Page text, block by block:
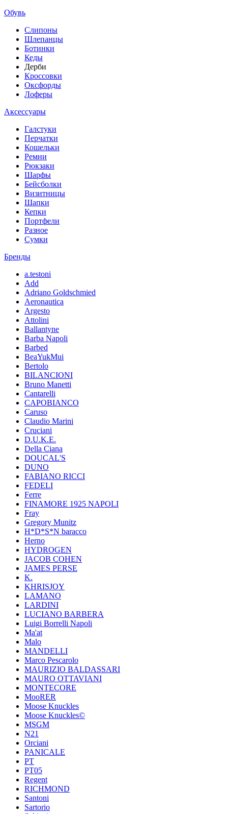
Обувь
Слипоны
Шлепанцы
Ботинки
Кеды
Дерби
Кроссовки
Оксфорды
Лоферы
Аксессуары
Галстуки
Перчатки
Кошельки
Ремни
Рюкзаки
Шарфы
Бейсболки
Визитницы
Шапки
Кепки
Портфели
Разное
Сумки
Бренды
a.testoni
Add
Adriano Goldschmied
Aeronautica
Argesto
Attolini
Ballantyne
Barba Napoli
Barbed
BeaYukMui
Bertolo
BILANCIONI
Bruno Manetti
Cantarelli
CAPOBIANCO
Caruso
Claudio Marini
Cruciani
D.U.K.E.
Della Ciana
DOUCAL'S
DUNO
FABIANO RICCI
FEDELI
Ferre
FINAMORE 1925 NAPOLI
Fray
Gregory Munitz
H*D*S*N baracco
Herno
HYDROGEN
JACOB COHEN
JAMES PERSE
K.
KHRISJOY
LAMANO
LARDINI
LUCIANO BARBERA
Luigi Borrelli Napoli
Ma'at
Malo
MANDELLI
Marco Pescarolo
MAURIZIO BALDASSARI
MAURO OTTAVIANI
MONTECORE
MooRER
Moose Knuckles
Moose Knuckles©️
MSGM
N21
Orciani
PANICALE
PT
PT05
Regent
RICHMOND
Santoni
Sartorio